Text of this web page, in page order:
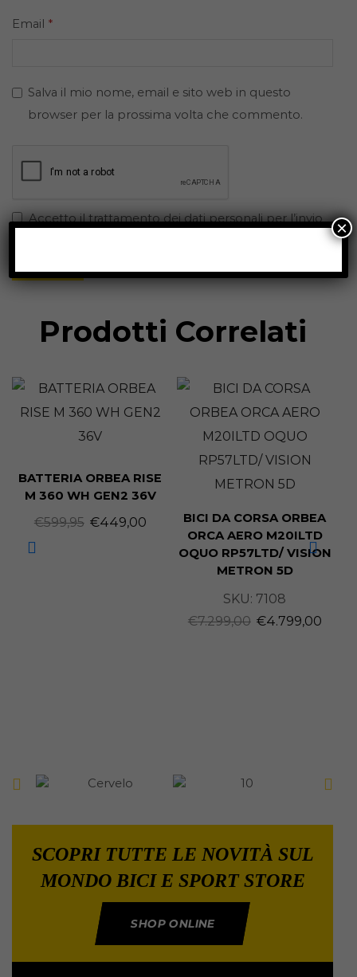
Email *
Salva il mio nome, email e sito web in questo
browser per la prossima volta che commento.
Accetto il trattamento dei dati personali per l’invio
Prodotti Correlati
BATTERIA ORBEA RISE
M 360 WH GEN2 36V
€599,95 €449,00
BICI DA CORSA ORBEA
ORCA AERO M20ILTD
OQUO RP57LTD/ VISION
METRON 5D
SKU: 7108
€7.299,00 €4.799,00
SCOPRI TUTTE LE NOVITÀ SUL
MONDO BICI E SPORT STORE
SHOP ONLINE
×